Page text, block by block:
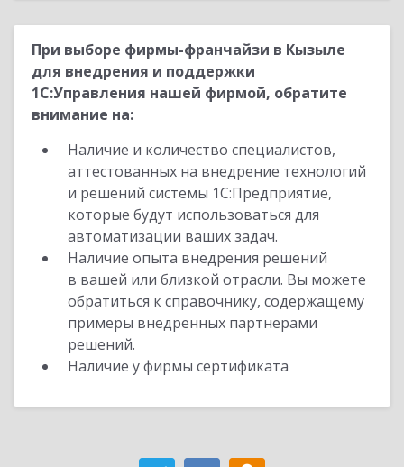
При выборе фирмы-франчайзи в Кызыле
для внедрения и поддержки
1С:Управления нашей фирмой, обратите
внимание на:
Наличие и количество специалистов,
аттестованных на внедрение технологий
и решений системы 1С:Предприятие,
которые будут использоваться для
автоматизации ваших задач.
Наличие опыта внедрения решений
в вашей или близкой отрасли. Вы можете
обратиться к справочнику, содержащему
примеры внедренных партнерами
решений.
Наличие у фирмы сертификата